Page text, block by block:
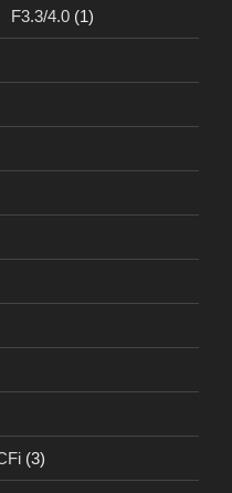
F3.3/4.0 (1)
(3)